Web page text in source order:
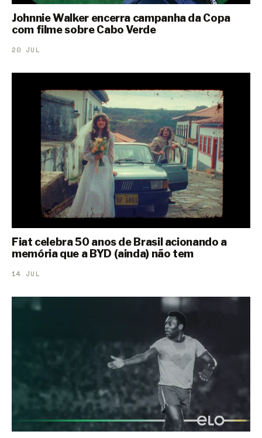
Johnnie Walker encerra campanha da Copa
com filme sobre Cabo Verde
20 JUL
Fiat celebra 50 anos de Brasil acionando a
memória que a BYD (ainda) não tem
14 JUL